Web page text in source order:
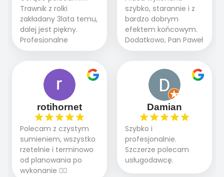
plusem. Teraz razem
z dzieckiem i małym
pieskiem cieszymy się
pięknym trawnikiem :)
A trawa robi efekt
końcowy przerósł
nasze oczekiwania.
Polecamy tę firmę
wszystkim , którzy
marzą o pięknym
Trawnik z rolki
zakładany 3lata temu,
dalej jest piękny.
Profesjonalne
podejście do pracy,
2 zlecenia na rolkę.
Polecam.
szybko, starannie i z
bardzo dobrym
efektem końcowym.
Dodatkowo, Pan Paweł
chętnie udziela porad
rotihornet
Polecam z czystym
sumieniem, wszystko
rzetelnie i terminowo
od planowania po
wykonanie 👍🏻
Damian
Szybko i
profesjonalnie.
Szczerze polecam
usługodawcę.